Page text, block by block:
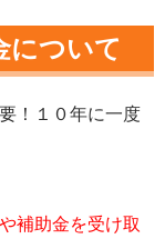
について
！１０年に一度
補助金を受け取